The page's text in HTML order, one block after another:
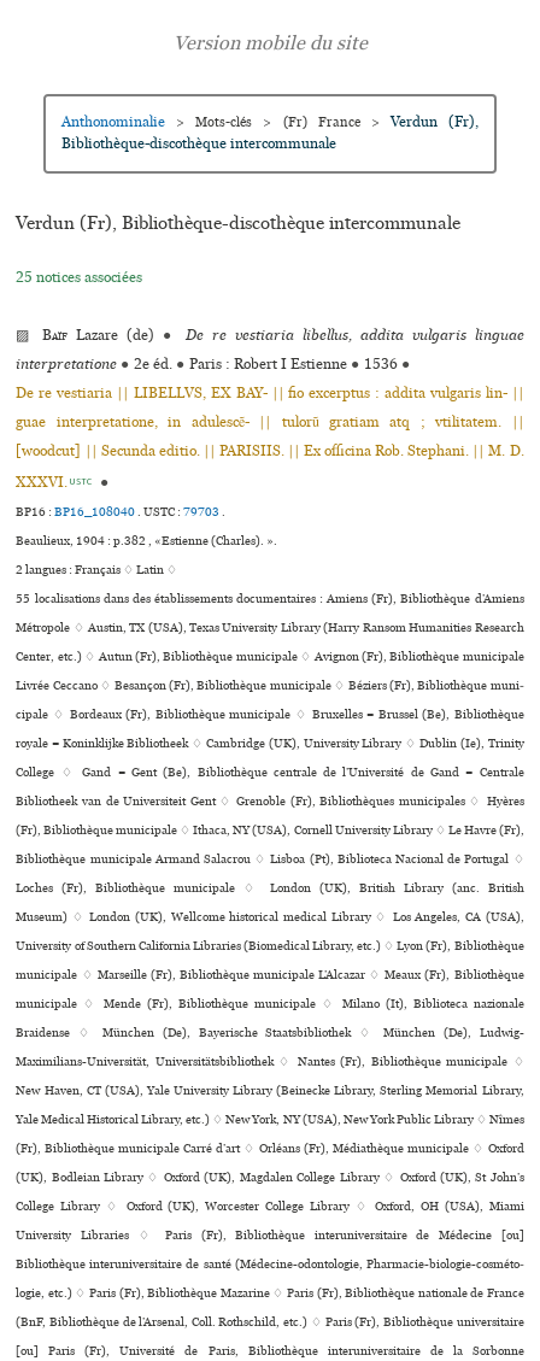
Anthonominalie > Mots-clés > (Fr) France >
Verdun (Fr),
Bibliothèque-dis­co­thè­que inter­com­mu­nale
Verdun (Fr), Bibliothèque-dis­co­thè­que inter­com­mu­nale
25 notices associées
▨Baïf Lazare (de) ●
De re vestiaria libellus, addita vulgaris linguae
interpretatione ● 2e éd. ● Paris : Robert I Estienne ● 1536 ●
De re vestiaria || LIBELLVS, EX BAY- || fio excerptus : addita vulgaris lin- ||
guae interpretatione, in adulescẽ- || tulorũ gratiam atq ; vtilitatem. ||
[woodcut] || Secunda editio. || PARISIIS. || Ex officina Rob. Stephani. || M. D.
XXXVI. USTC ●
BP16 :BP16_108040.USTC :79703.
Beaulieux, 1904 : p.382 , «Estienne (Charles). ».
2 langues :Français ♢Latin ♢
55 localisations dans des établissements documentaires : Amiens (Fr), Bibliothèque d’Amiens
Métropole ♢ Austin, TX (USA), Texas University Library (Harry Ransom Humanities Research
Center, etc.) ♢ Autun (Fr), Bibliothèque muni­ci­pale ♢ Avignon (Fr), Bibliothèque muni­ci­pale
Livrée Ceccano ♢ Besançon (Fr), Bibliothèque muni­ci­pale ♢ Béziers (Fr), Bibliothèque muni­
ci­pale ♢ Bordeaux (Fr), Bibliothèque muni­ci­pale ♢ Bruxelles = Brussel (Be), Bibliothèque
royale = Koninklijke Bibliotheek ♢ Cambridge (UK), University Library ♢ Dublin (Ie), Trinity
College ♢ Gand = Gent (Be), Bibliothèque centrale de l’Université de Gand = Centrale
Bibliotheek van de Universiteit Gent ♢ Grenoble (Fr), Bibliothèques muni­ci­pa­les ♢ Hyères
(Fr), Bibliothèque muni­ci­pale ♢ Ithaca, NY (USA), Cornell University Library ♢ Le Havre (Fr),
Bibliothèque muni­ci­pale Armand Salacrou ♢ Lisboa (Pt), Biblioteca Nacional de Portugal ♢
Loches (Fr), Bibliothèque muni­ci­pale ♢ London (UK), British Library (anc. British
Museum) ♢ London (UK), Wellcome his­to­ri­cal medi­cal Library ♢ Los Angeles, CA (USA),
University of Southern California Libraries (Biomedical Library, etc.) ♢ Lyon (Fr), Bibliothèque
muni­ci­pale ♢ Marseille (Fr), Bibliothèque muni­ci­pale L’Alcazar ♢ Meaux (Fr), Bibliothèque
muni­ci­pale ♢ Mende (Fr), Bibliothèque muni­ci­pale ♢ Milano (It), Biblioteca nazio­nale
Braidense ♢ München (De), Bayerische Staatsbibliothek ♢ München (De), Ludwig-
Maximilians-Universität, Universitätsbibliothek ♢ Nantes (Fr), Bibliothèque muni­ci­pale ♢
New Haven, CT (USA), Yale University Library (Beinecke Library, Sterling Memorial Library,
Yale Medical Historical Library, etc.) ♢ New York, NY (USA), New York Public Library ♢ Nîmes
(Fr), Bibliothèque muni­ci­pale Carré d’art ♢ Orléans (Fr), Médiathèque muni­ci­pale ♢ Oxford
(UK), Bodleian Library ♢ Oxford (UK), Magdalen College Library ♢ Oxford (UK), St John’s
College Library ♢ Oxford (UK), Worcester College Library ♢ Oxford, OH (USA), Miami
University Libraries ♢ Paris (Fr), Bibliothèque inte­ru­ni­ver­si­taire de Médecine [ou]
Bibliothèque inte­ru­ni­ver­si­taire de santé (Médecine-odon­to­lo­gie, Pharmacie-bio­lo­gie-cos­mé­to­
lo­gie, etc.) ♢ Paris (Fr), Bibliothèque Mazarine ♢ Paris (Fr), Bibliothèque nationale de France
(BnF, Bibliothèque de l’Arsenal, Coll. Rothschild, etc.) ♢ Paris (Fr), Bibliothèque uni­ver­si­taire
[ou] Paris (Fr), Université de Paris, Bibliothèque inte­ru­ni­ver­si­taire de la Sorbonne